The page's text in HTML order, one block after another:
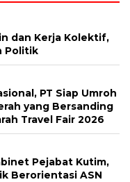
dan Kerja Kolektif,
Politik
PT Siap Umroh
yang Bersanding
Travel Fair 2026
Pejabat Kutim,
Berorientasi ASN